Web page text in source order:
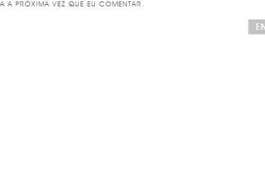
A PRÓXIMA VEZ QUE EU COMENTAR.